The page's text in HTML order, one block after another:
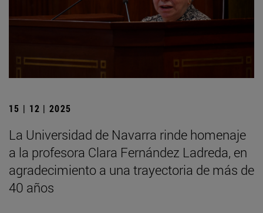
15 | 12 | 2025
La Universidad de Navarra rinde homenaje
a la profesora Clara Fernández Ladreda, en
agradecimiento a una trayectoria de más de
40 años